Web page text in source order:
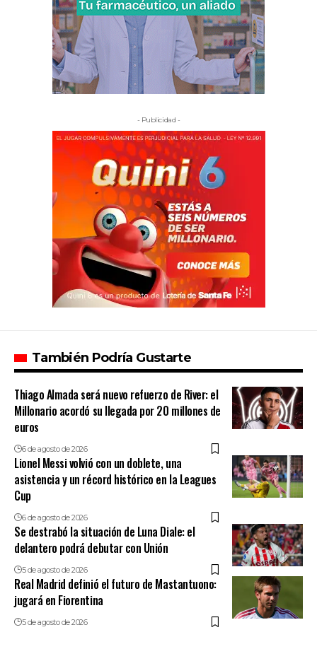
- Publicidad -
También Podría Gustarte
Thiago Almada será nuevo refuerzo de River: el
Millonario acordó su llegada por 20 millones de
euros
6 de agosto de 2026
Lionel Messi volvió con un doblete, una
asistencia y un récord histórico en la Leagues
Cup
6 de agosto de 2026
Se destrabó la situación de Luna Diale: el
delantero podrá debutar con Unión
5 de agosto de 2026
Real Madrid definió el futuro de Mastantuono:
jugará en Fiorentina
5 de agosto de 2026